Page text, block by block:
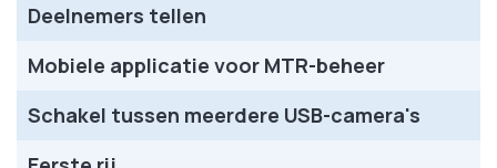
Deelnemers tellen
Mobiele applicatie voor MTR-beheer
Schakel tussen meerdere USB-camera's